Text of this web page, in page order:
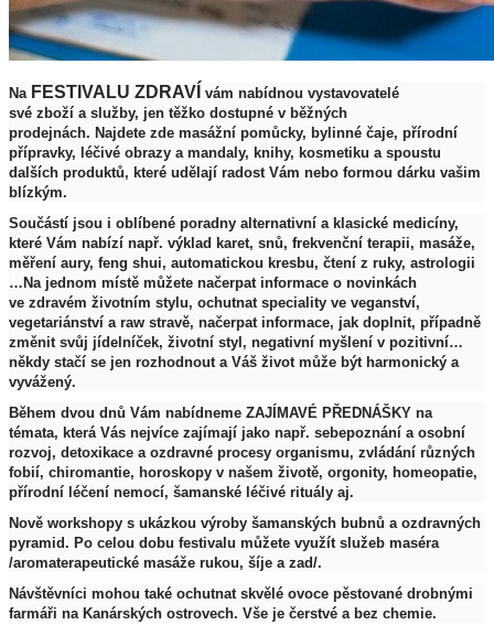
Na FESTIVALU ZDRAVÍ vám nabídnou vystavovatelé
své zboží a služby, jen těžko dostupné v běžných
prodejnách. Najdete zde masážní pomůcky, bylinné čaje, přírodní
přípravky, léčivé obrazy a mandaly, knihy, kosmetiku a spoustu
dalších produktů, které udělají radost Vám nebo formou dárku vašim
blízkým.
Součástí jsou i oblíbené poradny alternativní a klasické medicíny,
které Vám nabízí např. výklad karet, snů, frekvenční terapii, masáže,
měření aury, feng shui, automatickou kresbu, čtení z ruky, astrologii
…Na jednom místě můžete načerpat informace o novinkách
ve zdravém životním stylu, ochutnat speciality ve veganství,
vegetariánství a raw stravě, načerpat informace, jak doplnit, případně
změnit svůj jídelníček, životní styl, negativní myšlení v pozitivní…
někdy stačí se jen rozhodnout a Váš život může být harmonický a
vyvážený.
Během dvou dnů Vám nabídneme ZAJÍMAVÉ PŘEDNÁŠKY na
témata, která Vás nejvíce zajímají jako např. sebepoznání a osobní
rozvoj, detoxikace a ozdravné procesy organismu, zvládání různých
fobií, chiromantie, horoskopy v našem životě, orgonity, homeopatie,
přírodní léčení nemocí, šamanské léčivé rituály aj.
Nově workshopy s ukázkou výroby šamanských bubnů a ozdravných
pyramid. Po celou dobu festivalu můžete využít služeb maséra
/aromaterapeutické masáže rukou, šíje a zad/.
Návštěvníci mohou také ochutnat skvělé ovoce pěstované drobnými
farmáři na Kanárských ostrovech. Vše je čerstvé a bez chemie.